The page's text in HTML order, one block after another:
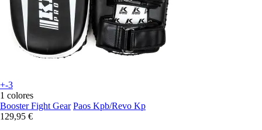
+-3
1 colores
Booster Fight Gear Paos Kpb/Revo Kp
129,95 €